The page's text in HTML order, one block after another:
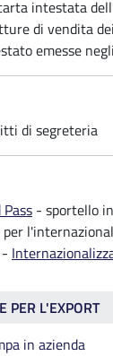
intestata
di vendita
emesse
di segreteria
- sportello
per
per l'export
PER L'EXPORT
in azienda